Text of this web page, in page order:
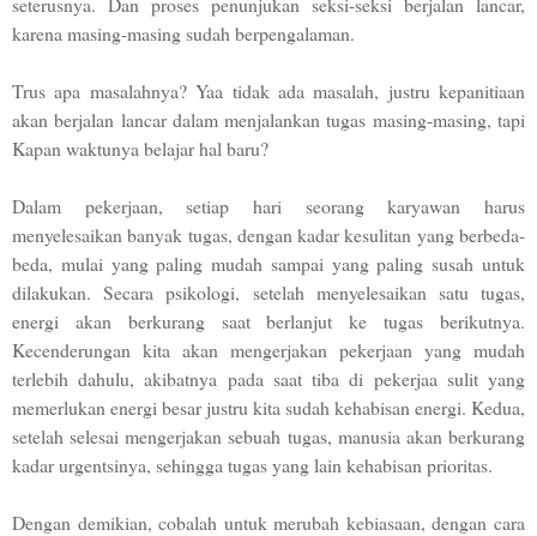
karena masing-masing sudah berpengalaman.
Trus apa masalahnya? Yaa tidak ada masalah, justru kepanitiaan
akan berjalan lancar dalam menjalankan tugas masing-masing, tapi
Kapan waktunya belajar hal baru?
Dalam pekerjaan, setiap hari seorang karyawan harus
menyelesaikan banyak tugas, dengan kadar kesulitan yang berbeda-
beda, mulai yang paling mudah sampai yang paling susah untuk
dilakukan. Secara psikologi, setelah menyelesaikan satu tugas,
energi akan berkurang saat berlanjut ke tugas berikutnya.
Kecenderungan kita akan mengerjakan pekerjaan yang mudah
terlebih dahulu, akibatnya pada saat tiba di pekerjaa sulit yang
memerlukan energi besar justru kita sudah kehabisan energi. Kedua,
setelah selesai mengerjakan sebuah tugas, manusia akan berkurang
kadar urgentsinya, sehingga tugas yang lain kehabisan prioritas.
Dengan demikian, cobalah untuk merubah kebiasaan, dengan cara